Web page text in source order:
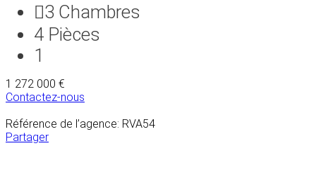
3 Chambres
4 Pièces
1
1 272 000 €
Contactez-nous
Référence de l’agence: RVA54
Partager